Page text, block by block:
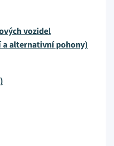
vozidel
a alternativní pohony)